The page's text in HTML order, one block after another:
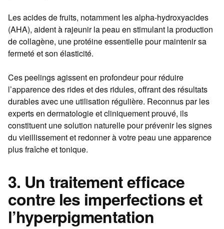
Les acides de fruits, notamment les alpha-hydroxyacides
(AHA), aident à rajeunir la peau en stimulant la production
de collagène, une protéine essentielle pour maintenir sa
fermeté et son élasticité.
Ces peelings agissent en profondeur pour réduire
l’apparence des rides et des ridules, offrant des résultats
durables avec une utilisation régulière. Reconnus par les
experts en dermatologie et cliniquement prouvé, ils
constituent une solution naturelle pour prévenir les signes
du vieillissement et redonner à votre peau une apparence
plus fraîche et tonique.
3. Un traitement efficace
contre les imperfections et
l’hyperpigmentation